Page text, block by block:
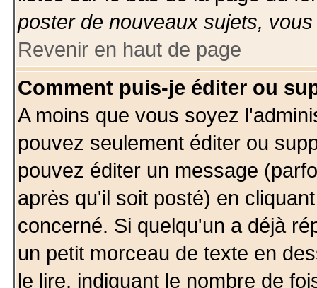
poster de nouveaux sujets,
Revenir en haut de page
Comment puis-je éditer ou
A moins que vous soyez
pouvez seulement éditer ou
pouvez éditer un message
après qu'il soit posté) en
concerné. Si quelqu'un a déjà
un petit morceau de texte en
le lire, indiquant le nombre de